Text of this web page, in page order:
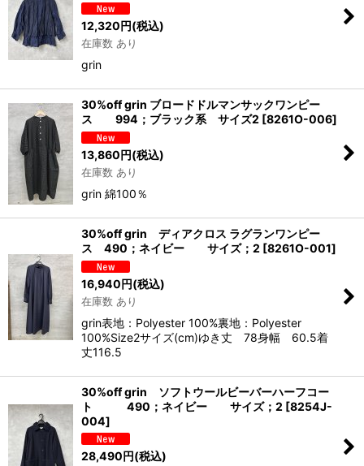
12,320円(税込)
在庫数 あり
grin
30%off grin ブロードドルマンサックワンピー
ス 994；ブラック系 サイズ2 [8261O-006]
13,860円(税込)
在庫数 あり
grin 綿100％
30%off grin ディアクロス ラグランワンピー
ス 490；ネイビー サイズ；2 [8261O-001]
16,940円(税込)
在庫数 あり
grin表地：Polyester 100%裏地：Polyester
100%Size2サイズ(cm)ゆき丈 78身幅 60.5着
丈116.5
30%off grin ソフトウールビーバーハーフコー
ト 490；ネイビー サイズ；2 [8254J-
004]
28,490円(税込)